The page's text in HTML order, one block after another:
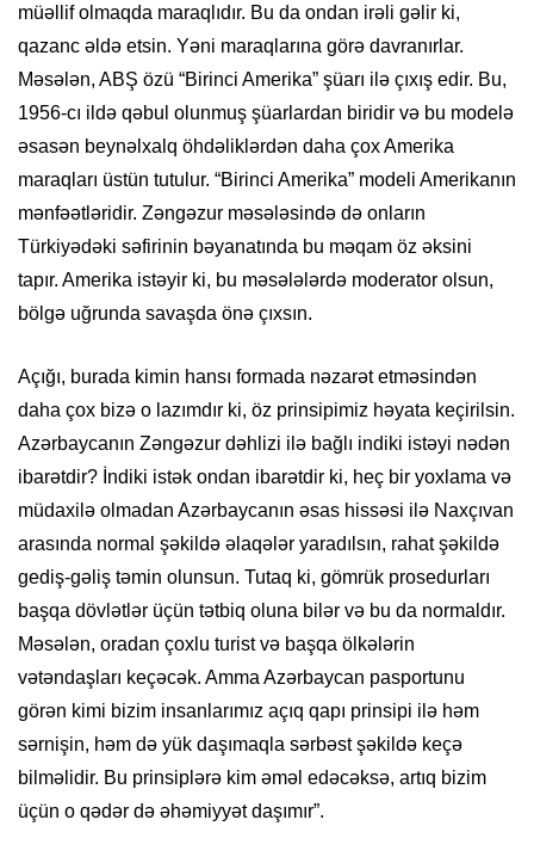
müəllif olmaqda maraqlıdır. Bu da ondan irəli gəlir ki,
qazanc əldə etsin. Yəni maraqlarına görə davranırlar.
Məsələn, ABŞ özü “Birinci Amerika” şüarı ilə çıxış edir. Bu,
1956-cı ildə qəbul olunmuş şüarlardan biridir və bu modelə
əsasən beynəlxalq öhdəliklərdən daha çox Amerika
maraqları üstün tutulur. “Birinci Amerika” modeli Amerikanın
mənfəətləridir. Zəngəzur məsələsində də onların
Türkiyədəki səfirinin bəyanatında bu məqam öz əksini
tapır. Amerika istəyir ki, bu məsələlərdə moderator olsun,
bölgə uğrunda savaşda önə çıxsın.
Açığı, burada kimin hansı formada nəzarət etməsindən
daha çox bizə o lazımdır ki, öz prinsipimiz həyata keçirilsin.
Azərbaycanın Zəngəzur dəhlizi ilə bağlı indiki istəyi nədən
ibarətdir? İndiki istək ondan ibarətdir ki, heç bir yoxlama və
müdaxilə olmadan Azərbaycanın əsas hissəsi ilə Naxçıvan
arasında normal şəkildə əlaqələr yaradılsın, rahat şəkildə
gediş-gəliş təmin olunsun. Tutaq ki, gömrük prosedurları
başqa dövlətlər üçün tətbiq oluna bilər və bu da normaldır.
Məsələn, oradan çoxlu turist və başqa ölkələrin
vətəndaşları keçəcək. Amma Azərbaycan pasportunu
görən kimi bizim insanlarımız açıq qapı prinsipi ilə həm
sərnişin, həm də yük daşımaqla sərbəst şəkildə keçə
bilməlidir. Bu prinsiplərə kim əməl edəcəksə, artıq bizim
üçün o qədər də əhəmiyyət daşımır”.